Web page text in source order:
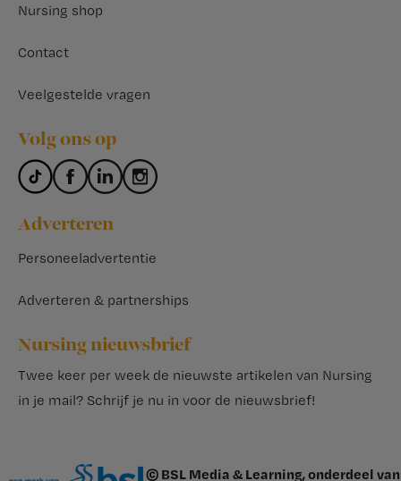
Nursing shop
Contact
Veelgestelde vragen
Volg ons op
Adverteren
Personeeladvertentie
Adverteren & partnerships
Nursing nieuwsbrief
Twee keer per week de nieuwste artikelen van Nursing
in je mail? Schrijf je nu in voor de nieuwsbrief!
© BSL Media & Learning, onderdeel van